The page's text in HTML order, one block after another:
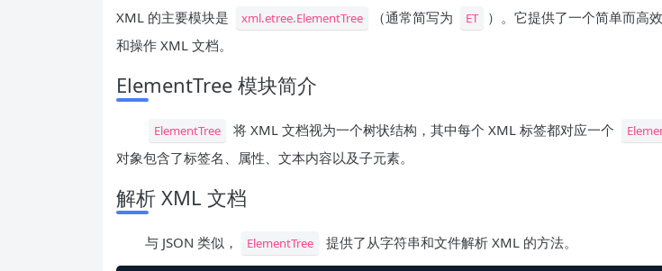
XML 的主要模块是
xml.etree.ElementTree （通常简写为 ET
）。它提供了一个简单而高
和操作 XML 文档。
ElementTree 模块简介
ElementTree 将 XML 文档视为一个树状结构，其中每个 XML 标签都对应一个
对象包含了标签名、属性、文本内容以及子元素。
解析 XML 文档
与 JSON 类似， ElementTree 提供了从字符串和文件解析 XML 的方法。